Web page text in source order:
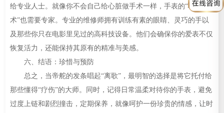
给专业人士。就像你不会自己给心脏做手术一样，手表的“心脏手
术”也需要专家。专业的维修师拥有训练有素的眼睛、灵巧的手以
及那些你只在电影里见过的高科技设备。他们会确保你的爱表不仅
恢复活力，还能保持其原有的精准与美感。
六、结语：珍惜与预防
总之，当帝舵的发条唱起“离歌”，最明智的选择是将它托付给
那些懂得“疗伤”的大师。同时，记得日常温柔对待你的手表，避免
过度上链和剧烈撞击，定期保养，就像呵护一份珍贵的情感，让时